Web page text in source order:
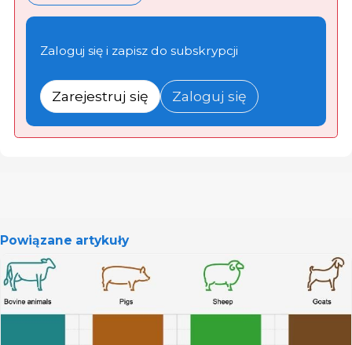
Zaloguj się i zapisz do subskrypcji
Zarejestruj się Zaloguj się
Powiązane artykuły